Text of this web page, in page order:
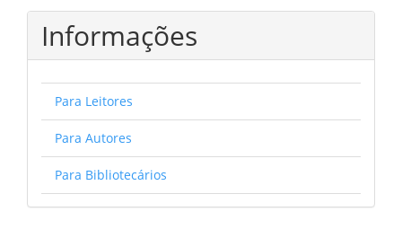
Informações
Para Leitores
Para Autores
Para Bibliotecários